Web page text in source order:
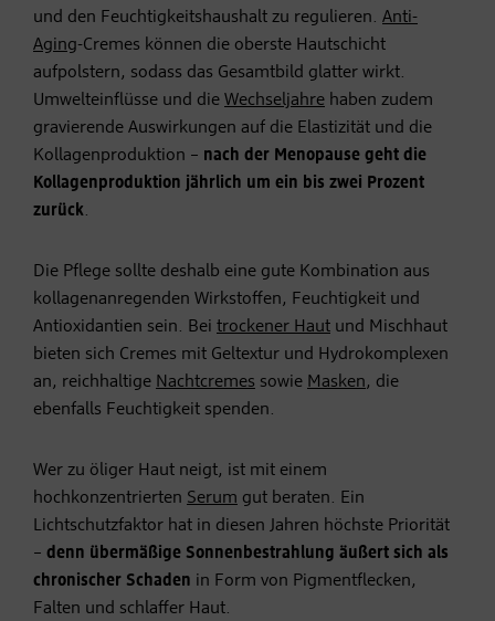
und den Feuchtigkeitshaushalt zu regulieren. Anti-
Aging-Cremes können die oberste Hautschicht
aufpolstern, sodass das Gesamtbild glatter wirkt.
Umwelteinflüsse und die Wechseljahre haben zudem
gravierende Auswirkungen auf die Elastizität und die
Kollagenproduktion – nach der Menopause geht die
Kollagenproduktion jährlich um ein bis zwei Prozent
zurück.
Die Pflege sollte deshalb eine gute Kombination aus
kollagenanregenden Wirkstoffen, Feuchtigkeit und
Antioxidantien sein. Bei trockener Haut und Mischhaut
bieten sich Cremes mit Geltextur und Hydrokomplexen
an, reichhaltige Nachtcremes sowie Masken, die
ebenfalls Feuchtigkeit spenden.
Wer zu öliger Haut neigt, ist mit einem
hochkonzentrierten Serum gut beraten. Ein
Lichtschutzfaktor hat in diesen Jahren höchste Priorität
– denn übermäßige Sonnenbestrahlung äußert sich als
chronischer Schaden in Form von Pigmentflecken,
Falten und schlaffer Haut.